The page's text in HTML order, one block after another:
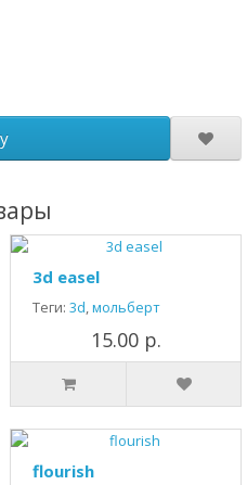
3d easel
Теги: 3d,мольберт
15.00 р.
flourish